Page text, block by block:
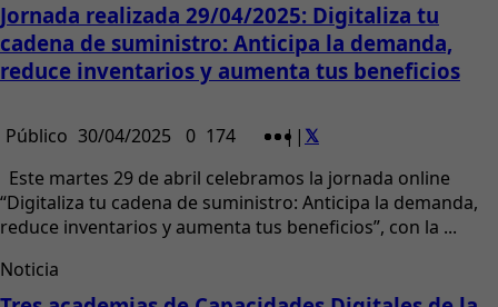
Jornada realizada 29/04/2025: Digitaliza tu
cadena de suministro: Anticipa la demanda,
reduce inventarios y aumenta tus beneficios
Público 30/04/2025 0 174 | |
Este martes 29 de abril celebramos la jornada online
“Digitaliza tu cadena de suministro: Anticipa la demanda,
reduce inventarios y aumenta tus beneficios”, con la ...
Noticia